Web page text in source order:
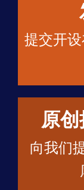
提交开
原
向我们